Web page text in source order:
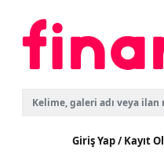
Giriş Yap /Kayıt Ol